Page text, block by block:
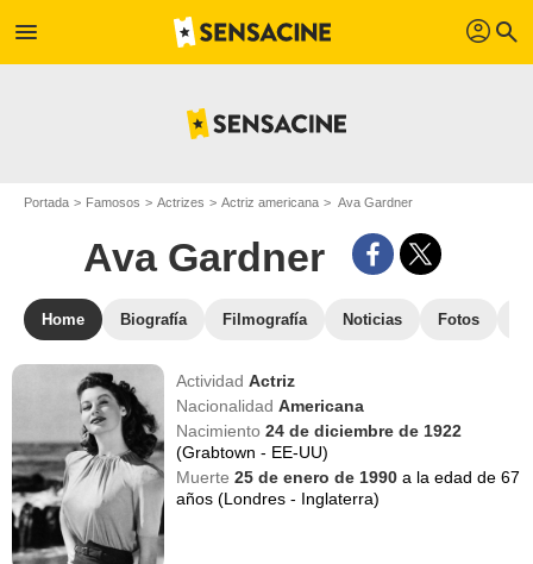
menu profil search
Portada Famosos Actrizes Actriz americana Ava Gardner
Ava Gardner
Home Biografía Filmografía Noticias Fotos
ActividadActriz
NacionalidadAmericana
Nacimiento24 de diciembre de 1922
(Grabtown - EE-UU)
Muerte25 de enero de 1990a la edad de 67
años (Londres - Inglaterra)